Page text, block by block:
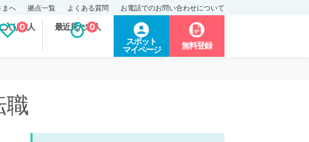
まへ 拠点一覧 よくある質問 お電話でのお問い合わせについて
入り求人
0 最近見た求人
0
スポット
マイページ
無料登録
職